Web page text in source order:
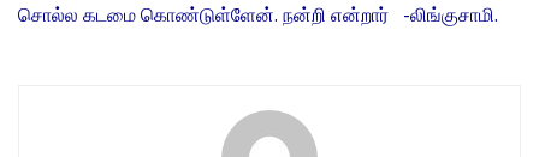
சொல்ல கடமை கொண்டுள்ளேன். நன்றி என்றார் -லிங்குசாமி.